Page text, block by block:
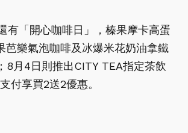
有「開心咖啡日」，榛果摩卡高蛋
芭樂氣泡咖啡及冰爆米花奶油拿鐵
8月4日則推出CITY TEA指定茶飲
付享買2送2優惠。